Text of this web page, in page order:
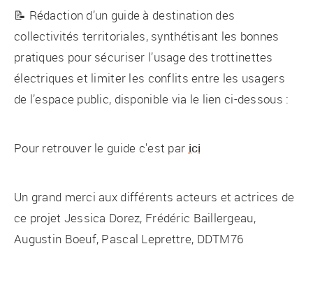
📝 Rédaction d’un guide à destination des
collectivités territoriales, synthétisant les bonnes
pratiques pour sécuriser l’usage des trottinettes
électriques et limiter les conflits entre les usagers
de l’espace public, disponible via le lien ci-dessous :
Pour retrouver le guide c'est par ici
Un grand merci aux différents acteurs et actrices de
ce projet Jessica Dorez, Frédéric Baillergeau,
Augustin Boeuf, Pascal Leprettre, DDTM76